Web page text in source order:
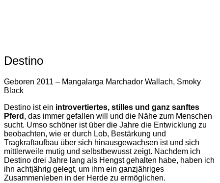
Destino
Geboren 2011 – Mangalarga Marchador Wallach, Smoky
Black
Destino ist ein introvertiertes, stilles und ganz sanftes
Pferd , das immer gefallen will und die Nähe zum Menschen
sucht. Umso schöner ist über die Jahre die Entwicklung zu
beobachten, wie er durch Lob, Bestärkung und
Tragkraftaufbau über sich hinausgewachsen ist und sich
mittlerweile mutig und selbstbewusst zeigt. Nachdem ich
Destino drei Jahre lang als Hengst gehalten habe, haben ich
ihn achtjährig gelegt, um ihm ein ganzjähriges
Zusammenleben in der Herde zu ermöglichen.